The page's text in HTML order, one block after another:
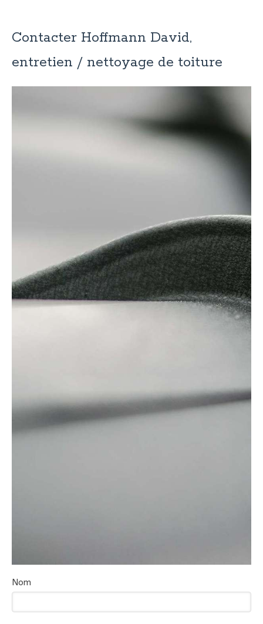
Contacter Hoffmann David,
entretien / nettoyage de toiture
Nom